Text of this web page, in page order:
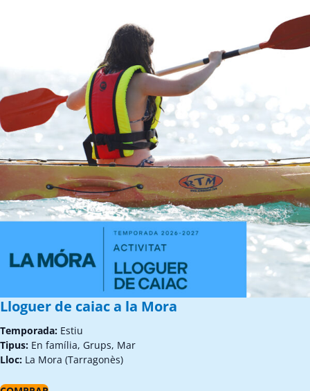
Lloguer de caiac a la Mora
Temporada: Estiu
Tipus: En família, Grups, Mar
Lloc: La Mora (Tarragonès)